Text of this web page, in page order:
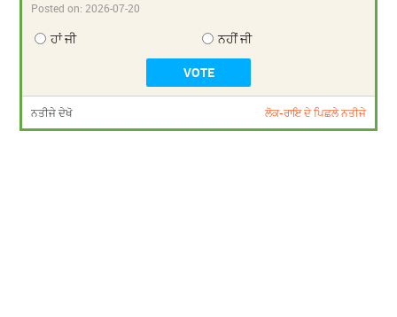
Posted on:2026-07-20
ਹਾਂ ਜੀ ਨਹੀਂ ਜੀ
ਨਤੀਜੇ ਦੇਖੋ ਲੋਕ-ਰਾਇ ਦੇ ਪਿਛਲੇ ਨਤੀਜੇ